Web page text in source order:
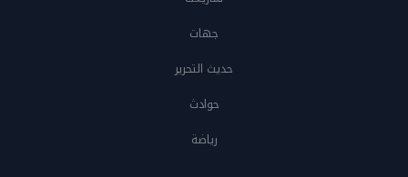
جهات
حديث التحرير
حوادث
رياضة